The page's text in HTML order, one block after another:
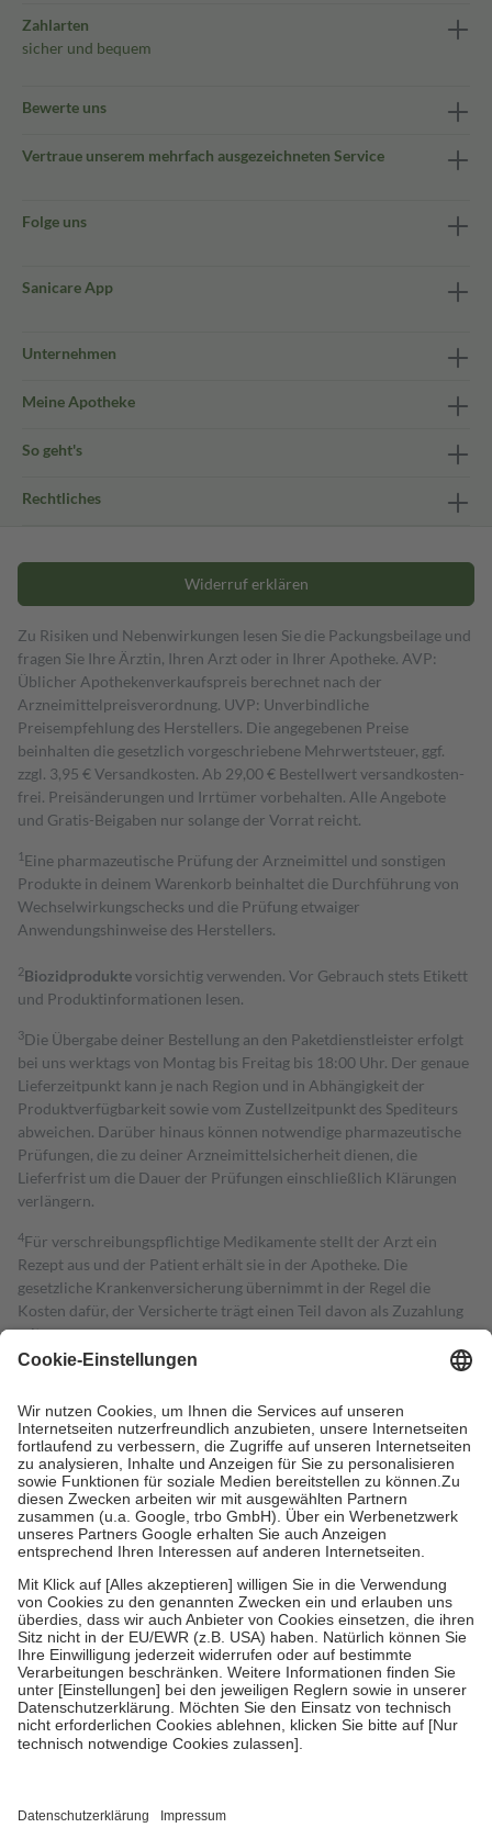
Zahlarten
sicher und bequem
Bewerte uns
Vertraue unserem mehrfach ausgezeichneten Service
Folge uns
Sanicare App
Unternehmen
Meine Apotheke
So geht's
Rechtliches
Widerruf erklären
Zu Risiken und Nebenwirkungen lesen Sie die Packungsbeilage und
fragen Sie Ihre Ärztin, Ihren Arzt oder in Ihrer Apotheke. AVP:
Üblicher Apothekenverkaufspreis berechnet nach der
Arzneimittelpreisverordnung. UVP: Unverbindliche
Preisempfehlung des Herstellers. Die angegebenen Preise
beinhalten die gesetzlich vorgeschriebene Mehrwertsteuer, ggf.
zzgl. 3,95 € Versandkosten. Ab 29,00 € Bestell­wert versand­kosten­
frei. Preisänderungen und Irrtümer vorbehalten. Alle Angebote
und Gratis-Beigaben nur solange der Vorrat reicht.
1 Eine pharmazeutische Prüfung der Arzneimittel und sonstigen
Produkte in deinem Warenkorb beinhaltet die Durchführung von
Wechselwirkungschecks und die Prüfung etwaiger
Anwendungshinweise des Herstellers.
2Biozidproduktevorsichtig verwenden. Vor Gebrauch stets Etikett
und Produktinformationen lesen.
3Die Übergabe deiner Bestellung an den Paketdienstleister erfolgt
bei uns werktags von Montag bis Freitag bis 18:00 Uhr. Der genaue
Lieferzeitpunkt kann je nach Region und in Abhängigkeit der
Produktverfügbarkeit sowie vom Zustellzeitpunkt des Spediteurs
abweichen. Darüber hinaus können notwendige pharmazeutische
Prüfungen, die zu deiner Arzneimittelsicherheit dienen, die
Lieferfrist um die Dauer der Prüfungen einschließlich Klärungen
verlängern.
4Für verschreibungspflichtige Medikamente stellt der Arzt ein
Rezept aus und der Patient erhält sie in der Apotheke. Die
gesetzliche Krankenversicherung übernimmt in der Regel die
Kosten dafür, der Versicherte trägt einen Teil davon als Zuzahlung
mit.
Grundsätzlich leisten Mitglieder Zuzahlungen in Höhe von zehn
höchstens zehn Euro.
Es sind jedoch nie mehr als die tatsächlichen
Kosten der Leistung zu entrichten.
Diese Regeln gelten grundsätzlich auch für Online-Apotheken.
Bei Heilmitteln und häuslicher Krankenpflege beträgt die
Zuzahlung zehn Prozent der Kosten sowie zehn Euro je
Verordnung.
Um das Engagement der Versicherten für ihre eigene Gesundheit zu
stärken und die besondere Stellung der Familie zu unterstützen,
fallenkeine Zuzahlungenan bei:
• Kindern und Jugendlichen bis zum vollendeten 18. Lebensjahr
mit Ausnahme der Fahrkosten
• Untersuchungen zur Vorsorge und Früherkennung, die von der
GKV getragen werden
• empfohlenen Schutzimpfungen
• Harn- und Blutteststreifen
getroffen, um sicherzustellen, dass es sich um echte Bewertungen